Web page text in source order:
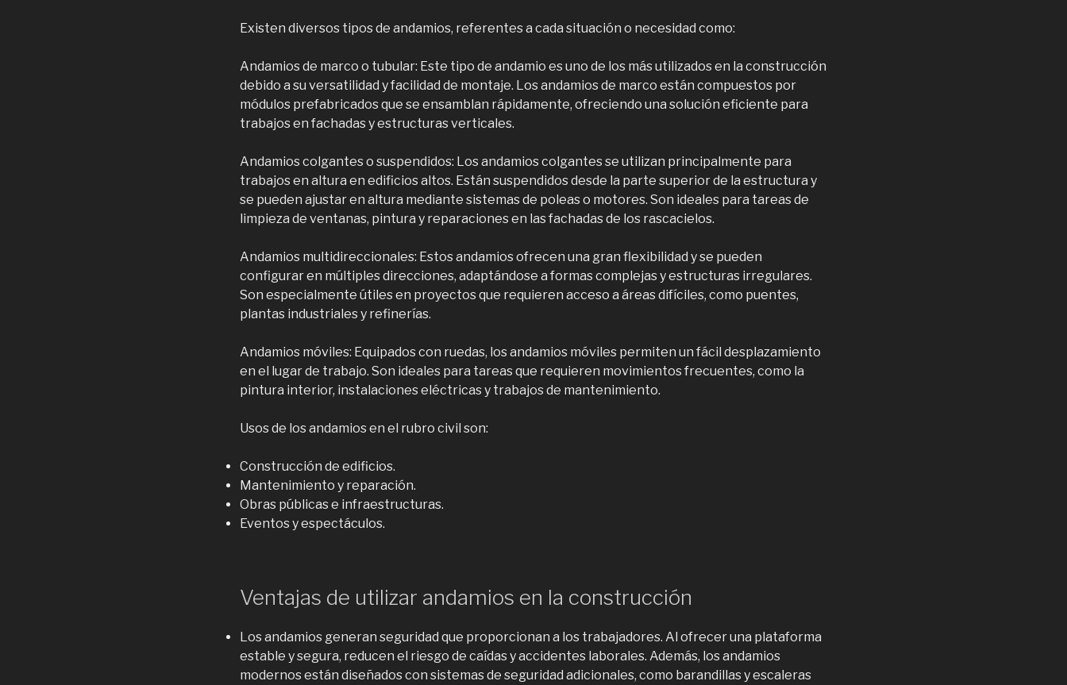
Existen diversos tipos de andamios, referentes a cada situación o necesidad como:
Andamios de marco o tubular: Este tipo de andamio es uno de los más utilizados en la construcción
debido a su versatilidad y facilidad de montaje. Los andamios de marco están compuestos por
módulos prefabricados que se ensamblan rápidamente, ofreciendo una solución eficiente para
trabajos en fachadas y estructuras verticales.
Andamios colgantes o suspendidos: Los andamios colgantes se utilizan principalmente para
trabajos en altura en edificios altos. Están suspendidos desde la parte superior de la estructura y
se pueden ajustar en altura mediante sistemas de poleas o motores. Son ideales para tareas de
limpieza de ventanas, pintura y reparaciones en las fachadas de los rascacielos.
Andamios multidireccionales: Estos andamios ofrecen una gran flexibilidad y se pueden
configurar en múltiples direcciones, adaptándose a formas complejas y estructuras irregulares.
Son especialmente útiles en proyectos que requieren acceso a áreas difíciles, como puentes,
plantas industriales y refinerías.
Andamios móviles: Equipados con ruedas, los andamios móviles permiten un fácil desplazamiento
en el lugar de trabajo. Son ideales para tareas que requieren movimientos frecuentes, como la
pintura interior, instalaciones eléctricas y trabajos de mantenimiento.
Usos de los andamios en el rubro civil son:
Construcción de edificios.
Mantenimiento y reparación.
Obras públicas e infraestructuras.
Eventos y espectáculos.
Ventajas de utilizar andamios en la construcción
Los andamios generan seguridad que proporcionan a los trabajadores. Al ofrecer una plataforma
estable y segura, reducen el riesgo de caídas y accidentes laborales. Además, los andamios
modernos están diseñados con sistemas de seguridad adicionales, como barandillas y escaleras